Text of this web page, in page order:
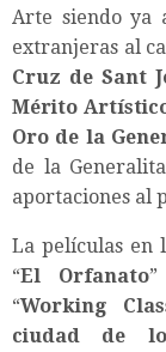
Arte siendo ya
extranjeras al
Cruz de Sant
Mérito
Oro de la
de la
aportaciones al
La películas en
“El Orfanato
“Working
ciudad de